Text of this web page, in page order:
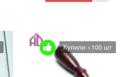
Купили >100 шт